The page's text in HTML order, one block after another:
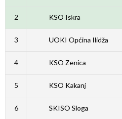
2 KSO Iskra
3 UOKI Općina Ilidža
4 KSO Zenica
5 KSO Kakanj
6 SKISO Sloga